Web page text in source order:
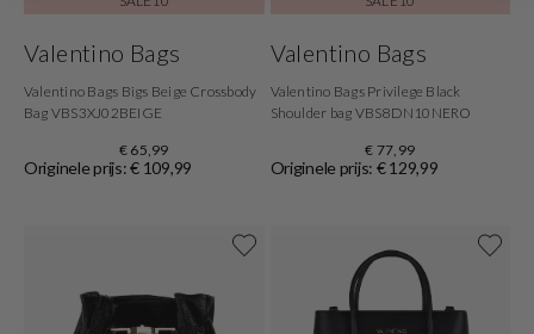
Valentino Bags
Valentino Bags Bigs Beige Crossbody
Bag VBS3XJ02BEIGE
€ 65,99
Originele prijs: € 109,99
Valentino Bags
Valentino Bags Privilege Black
Shoulder bag VBS8DN10NERO
€ 77,99
Originele prijs: € 129,99